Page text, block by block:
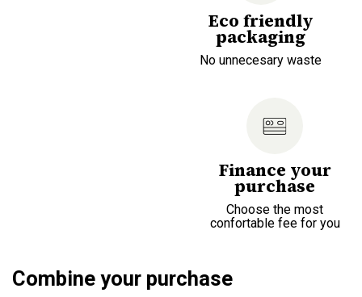
Eco friendly
packaging
No unnecesary waste
Finance your
purchase
Choose the most
confortable fee for you
Combine your purchase